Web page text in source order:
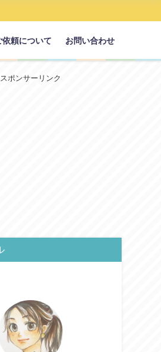
依頼について お問い合わせ
スポンサーリンク